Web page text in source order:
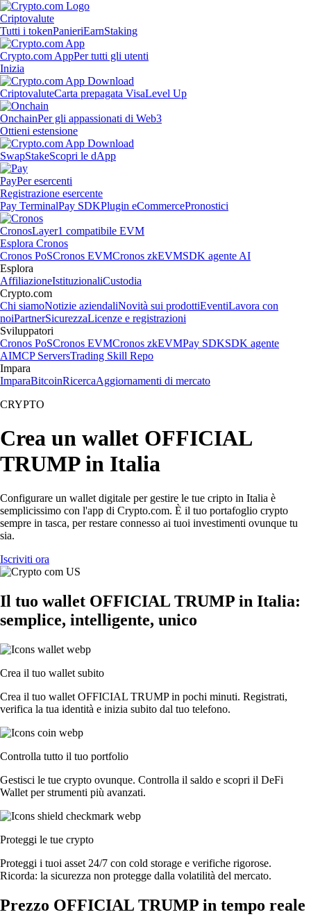
Criptovalute
Tutti i tokenPanieriEarnStaking
Crypto.com AppPer tutti gli utenti
Inizia
CriptovaluteCarta prepagata VisaLevel Up
OnchainPer gli appassionati di Web3
Ottieni estensione
SwapStakeScopri le dApp
PayPer esercenti
Registrazione esercente
Pay TerminalPay SDKPlugin eCommercePronostici
CronosLayer1 compatibile EVM
Esplora Cronos
Cronos PoSCronos EVMCronos zkEVMSDK agente AI
Esplora
AffiliazioneIstituzionaliCustodia
Crypto.com
Chi siamoNotizie aziendaliNovità sui prodottiEventiLavora con
noiPartnerSicurezzaLicenze e registrazioni
Sviluppatori
Cronos PoSCronos EVMCronos zkEVMPay SDKSDK agente
AIMCP ServersTrading Skill Repo
Impara
ImparaBitcoinRicercaAggiornamenti di mercato
CRYPTO
Crea un wallet OFFICIAL
TRUMP in Italia
Configurare un wallet digitale per gestire le tue cripto in Italia è
semplicissimo con l'app di Crypto.com. È il tuo portafoglio crypto
sempre in tasca, per restare connesso ai tuoi investimenti ovunque tu
sia.
Iscriviti ora
Il tuo wallet OFFICIAL TRUMP in Italia:
semplice, intelligente, unico
Crea il tuo wallet subito
Crea il tuo wallet OFFICIAL TRUMP in pochi minuti. Registrati,
verifica la tua identità e inizia subito dal tuo telefono.
Controlla tutto il tuo portfolio
Gestisci le tue crypto ovunque. Controlla il saldo e scopri il DeFi
Wallet per strumenti più avanzati.
Proteggi le tue crypto
Proteggi i tuoi asset 24/7 con cold storage e verifiche rigorose.
Ricorda: la sicurezza non protegge dalla volatilità del mercato.
Prezzo OFFICIAL TRUMP in tempo reale